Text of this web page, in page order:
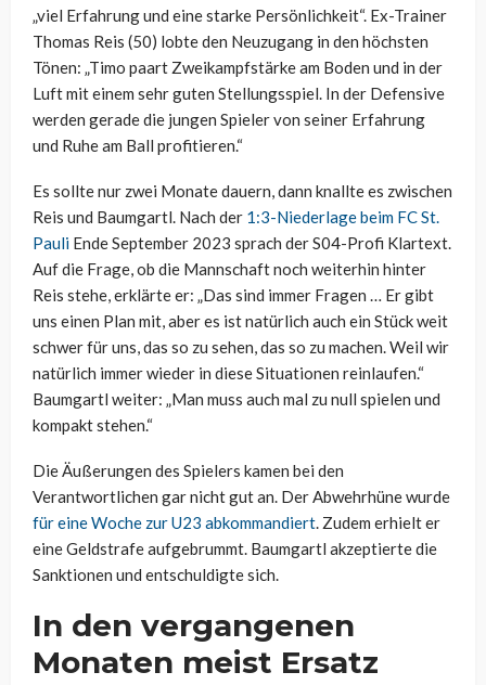
„viel Erfahrung und eine starke Persönlichkeit“. Ex-Trainer
Thomas Reis (50) lobte den Neuzugang in den höchsten
Tönen: „Timo paart Zweikampfstärke am Boden und in der
Luft mit einem sehr guten Stellungsspiel. In der Defensive
werden gerade die jungen Spieler von seiner Erfahrung
und Ruhe am Ball profitieren.“
Es sollte nur zwei Monate dauern, dann knallte es zwischen
Reis und Baumgartl. Nach der 1:3-Niederlage beim FC St.
Pauli Ende September 2023 sprach der S04-Profi Klartext.
Auf die Frage, ob die Mannschaft noch weiterhin hinter
Reis stehe, erklärte er: „Das sind immer Fragen … Er gibt
uns einen Plan mit, aber es ist natürlich auch ein Stück weit
schwer für uns, das so zu sehen, das so zu machen. Weil wir
natürlich immer wieder in diese Situationen reinlaufen.“
Baumgartl weiter: „Man muss auch mal zu null spielen und
kompakt stehen.“
Die Äußerungen des Spielers kamen bei den
Verantwortlichen gar nicht gut an. Der Abwehrhüne wurde
für eine Woche zur U23 abkommandiert. Zudem erhielt er
eine Geldstrafe aufgebrummt. Baumgartl akzeptierte die
Sanktionen und entschuldigte sich.
In den vergangenen
Monaten meist Ersatz